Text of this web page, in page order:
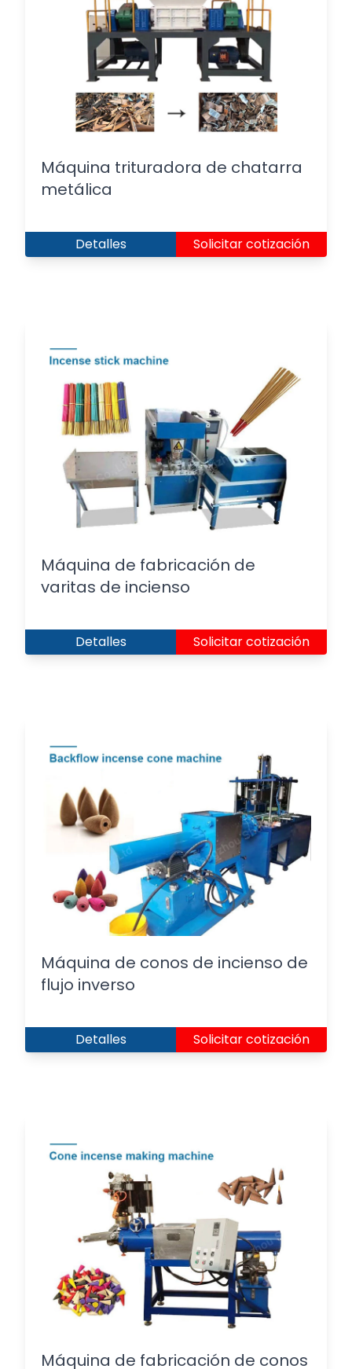
Máquina trituradora de chatarra
metálica
Detalles Solicitar cotización
Máquina de fabricación de
varitas de incienso
Detalles Solicitar cotización
Máquina de conos de incienso de
flujo inverso
Detalles Solicitar cotización
Máquina de fabricación de conos